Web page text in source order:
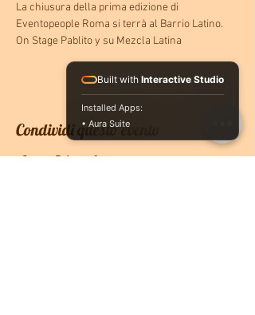
La chiusura della prima edizione di
Eventopeople Roma si terrà al Barrio Latino.
On Stage Pablito y su Mezcla Latina
Condividi questo evento
Built with Interactive Studio
Installed Apps:
• Aura Suite